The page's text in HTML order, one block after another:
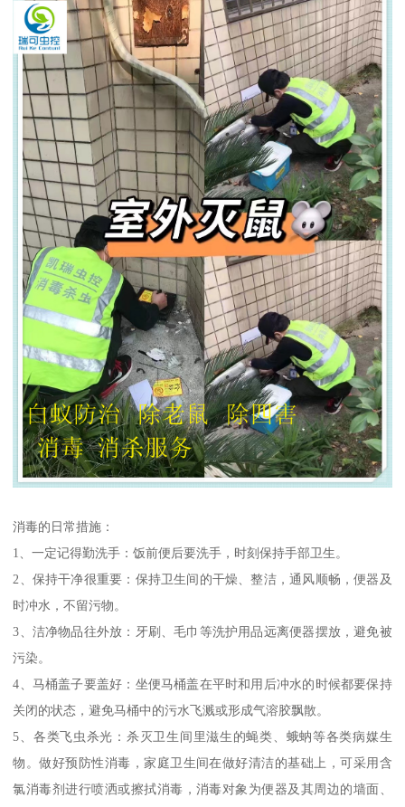
消毒的日常措施：
1、一定记得勤洗手：饭前便后要洗手，时刻保持手部卫生。
2、保持干净很重要：保持卫生间的干燥、整洁，通风顺畅，便器及
时冲水，不留污物。
3、洁净物品往外放：牙刷、毛巾等洗护用品远离便器摆放，避免被
污染。
4、马桶盖子要盖好：坐便马桶盖在平时和用后冲水的时候都要保持
关闭的状态，避免马桶中的污水飞溅或形成气溶胶飘散。
5、各类飞虫杀光：杀灭卫生间里滋生的蝇类、蛾蚋等各类病媒生
物。做好预防性消毒，家庭卫生间在做好清洁的基础上，可采用含
氯消毒剂进行喷洒或擦拭消毒，消毒对象为便器及其周边的墙面、